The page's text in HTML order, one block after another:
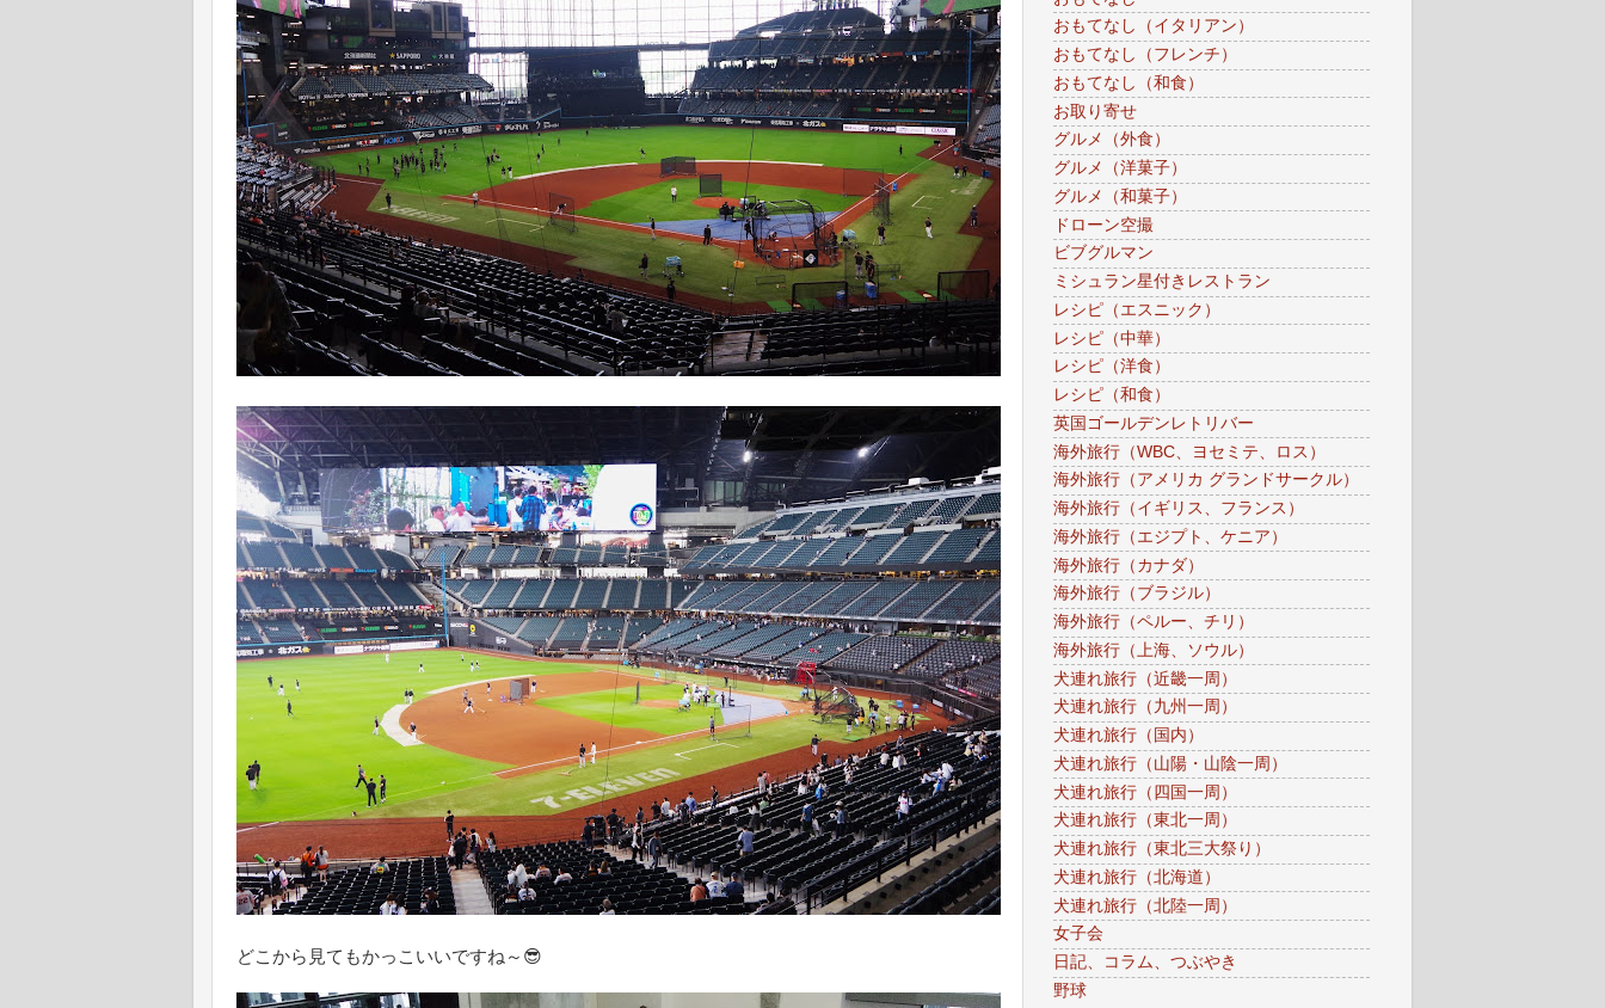
どこから見てもかっこいいですね～😎
おもてなし（イタリアン）
おもてなし（フレンチ）
おもてなし（和食）
お取り寄せ
グルメ（外食）
グルメ（洋菓子）
グルメ（和菓子）
ドローン空撮
ビブグルマン
ミシュラン星付きレストラン
レシピ（エスニック）
レシピ（中華）
レシピ（洋食）
レシピ（和食）
英国ゴールデンレトリバー
海外旅行（WBC、ヨセミテ、ロス）
海外旅行（アメリカ グランドサークル）
海外旅行（イギリス、フランス）
海外旅行（エジプト、ケニア）
海外旅行（カナダ）
海外旅行（ブラジル）
海外旅行（ペルー、チリ）
海外旅行（上海、ソウル）
犬連れ旅行（近畿一周）
犬連れ旅行（九州一周）
犬連れ旅行（国内）
犬連れ旅行（山陽・山陰一周）
犬連れ旅行（四国一周）
犬連れ旅行（東北一周）
犬連れ旅行（東北三大祭り）
犬連れ旅行（北海道）
犬連れ旅行（北陸一周）
女子会
日記、コラム、つぶやき
野球